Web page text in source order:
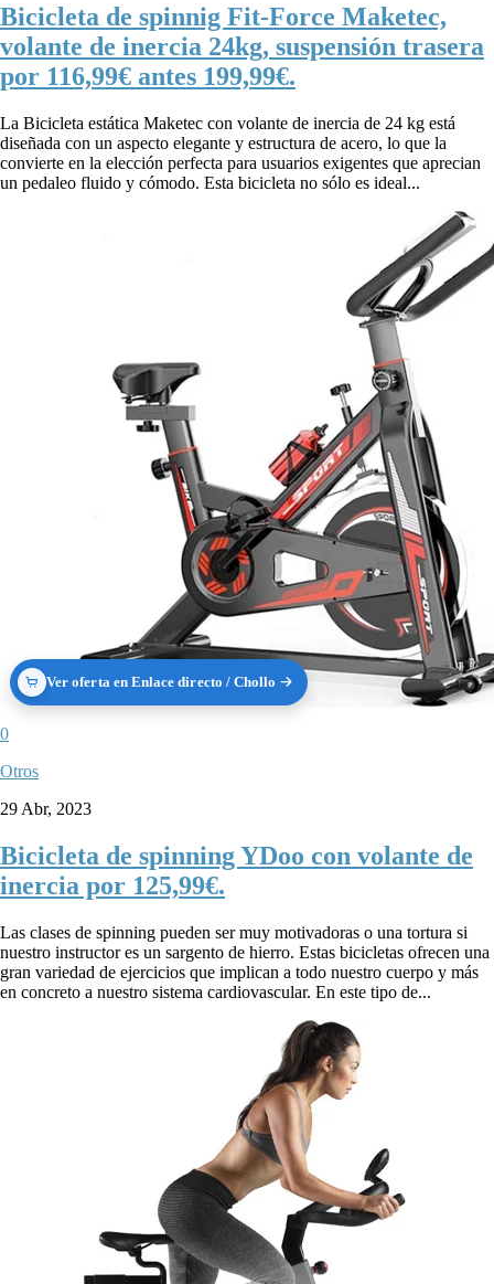
Bicicleta de spinnig Fit-Force Maketec,
volante de inercia 24kg, suspensión trasera
por 116,99€ antes 199,99€.
La Bicicleta estática Maketec con volante de inercia de 24 kg está
diseñada con un aspecto elegante y estructura de acero, lo que la
convierte en la elección perfecta para usuarios exigentes que aprecian
un pedaleo fluido y cómodo. Esta bicicleta no sólo es ideal...
Ver oferta en Enlace directo / Chollo
0
Otros
29 Abr, 2023
Bicicleta de spinning YDoo con volante de
inercia por 125,99€.
Las clases de spinning pueden ser muy motivadoras o una tortura si
nuestro instructor es un sargento de hierro. Estas bicicletas ofrecen una
gran variedad de ejercicios que implican a todo nuestro cuerpo y más
en concreto a nuestro sistema cardiovascular. En este tipo de...